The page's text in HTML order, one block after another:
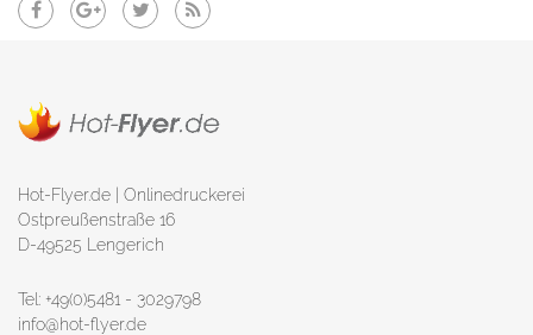
Hot-Flyer.de | Onlinedruckerei
Ostpreußenstraße 16
D-49525 Lengerich
Tel: +49(0)5481 - 3029798
info@hot-flyer.de